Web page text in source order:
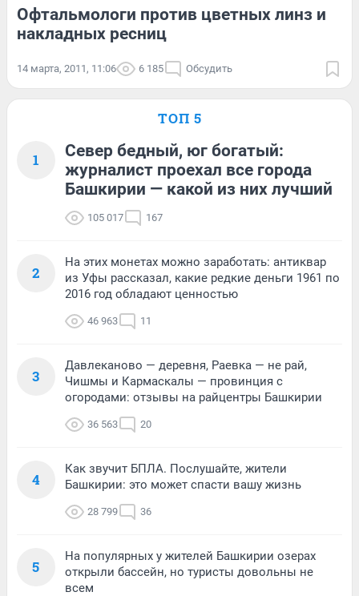
Офтальмологи против цветных линз и
накладных ресниц
14 марта, 2011, 11:06 6 185 Обсудить
ТОП 5
1
Север бедный, юг богатый:
журналист проехал все города
Башкирии — какой из них лучший
105 017 167
2
На этих монетах можно заработать: антиквар
из Уфы рассказал, какие редкие деньги 1961 по
2016 год обладают ценностью
46 963 11
3
Давлеканово — деревня, Раевка — не рай,
Чишмы и Кармаскалы — провинция с
огородами: отзывы на райцентры Башкирии
36 563 20
4
Как звучит БПЛА. Послушайте, жители
Башкирии: это может спасти вашу жизнь
28 799 36
5
На популярных у жителей Башкирии озерах
открыли бассейн, но туристы довольны не
всем